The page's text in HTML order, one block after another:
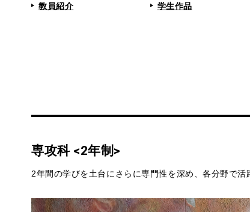
教員紹介
学生作品
専攻科 <2年制>
2年間の学びを土台にさらに専門性を深め、各分野で